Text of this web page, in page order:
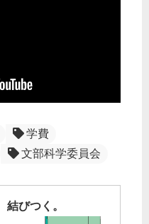
学費
文部科学委員会
結びつく。